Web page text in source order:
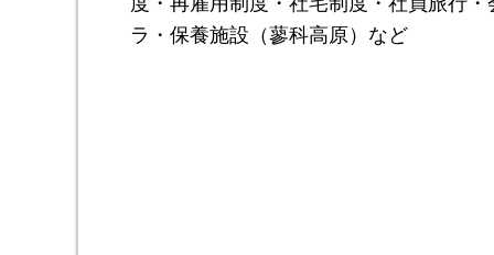
ラ・保養施設（蓼科高原）など